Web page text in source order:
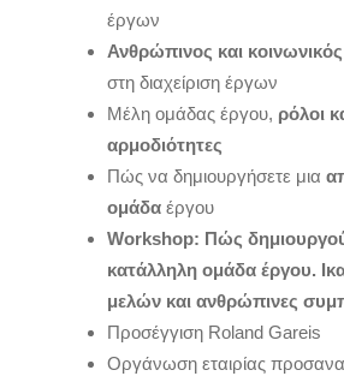
έργων
Ανθρώπινος και κοινωνικός
στη διαχείριση έργων
Μέλη ομάδας έργου, ρόλοι
αρμοδιότητες
Πώς να δημιουργήσετε μια
ομάδα έργου
Workshop: Πώς
κατάλληλη ομάδα έργου.
μελών και ανθρώπινες
Προσέγγιση Roland Gareis
Οργάνωση εταιρίας